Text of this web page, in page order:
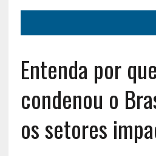
Entenda por
condenou o
os setores